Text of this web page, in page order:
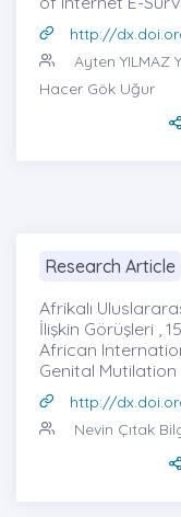
http://
Ayten YILMAZ
Hacer Gök Uğur
Research Article
Afrikalı
İlişkin Görüşleri ,
African
Genital Mutilation
http://
Nevin Çıtak